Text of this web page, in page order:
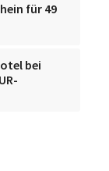
für 49
bei